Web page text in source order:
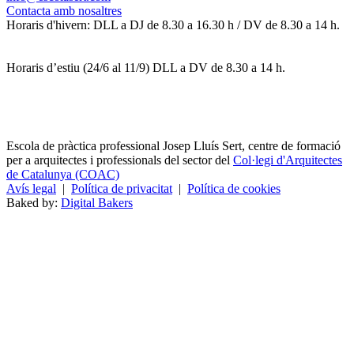
Contacta amb nosaltres
Horaris d'hivern: DLL a DJ de 8.30 a 16.30 h / DV de 8.30 a 14 h.
Horaris d’estiu (24/6 al 11/9) DLL a DV de 8.30 a 14 h.
Escola de pràctica professional Josep Lluís Sert, centre de formació
per a arquitectes i professionals del sector del Col·legi d'Arquitectes
de Catalunya (COAC)
Avís legal | Política de privacitat | Política de cookies
Baked by: Digital Bakers